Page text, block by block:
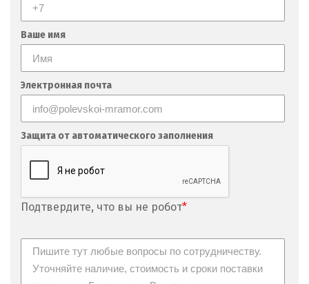
Ваше имя
Электронная почта
Защита от автоматического заполнения
Подтвердите, что вы не робот*